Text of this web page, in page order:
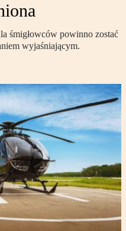
śmigłowców powinno zostać
wyjaśniającym.